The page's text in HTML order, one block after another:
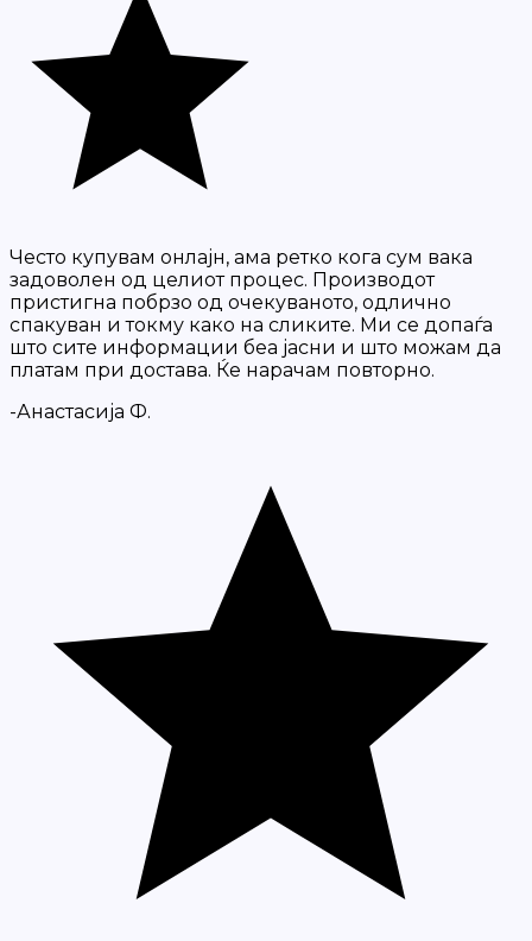
Често купувам онлајн, ама ретко кога сум вака
задоволен од целиот процес. Производот
пристигна побрзо од очекуваното, одлично
спакуван и токму како на сликите. Ми се допаѓа
што сите информации беа јасни и што можам да
платам при достава. Ќе нарачам повторно.
-Анастасија Ф.